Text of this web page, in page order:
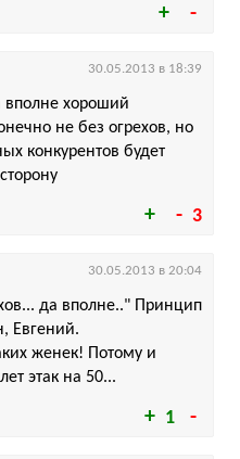
3
хороший
не без огрехов, но
конкурентов будет
30.05.2013 в 18:39
1
да вполне.." Принцип
Евгений.
женек! Потому и
этак на 50...
30.05.2013 в 20:04